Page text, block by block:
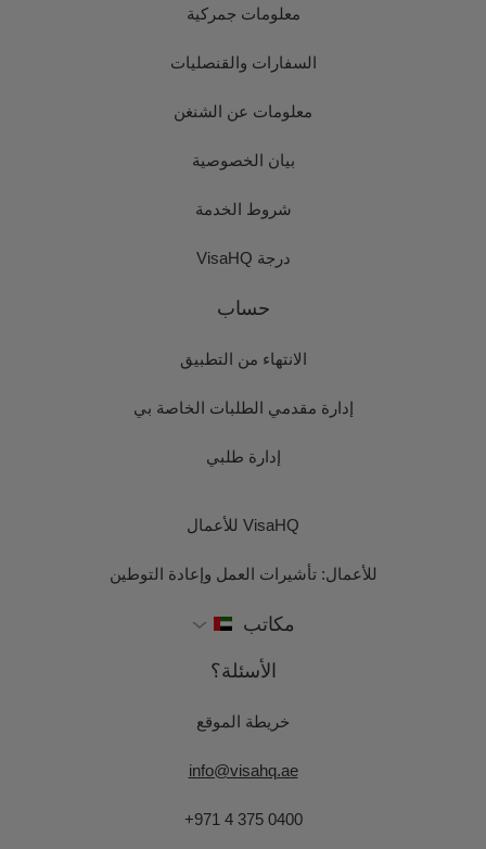
معلومات جمركية
السفارات والقنصليات
معلومات عن الشنغن
بيان الخصوصية
شروط الخدمة
درجة VisaHQ
حساب
الانتهاء من التطبيق
إدارة مقدمي الطلبات الخاصة بي
إدارة طلبي
VisaHQ للأعمال
للأعمال: تأشيرات العمل وإعادة التوطين
مكاتب
الأسئلة؟
خريطة الموقع
info@visahq.ae
+971 4 375 0400